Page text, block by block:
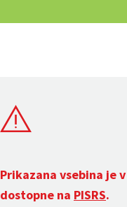
Prikazana vsebina je
dostopne na PISRS.